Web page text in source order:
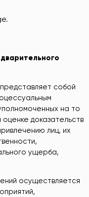
собой
на то
доказательств
лиц, их
ущерба,
осуществляется